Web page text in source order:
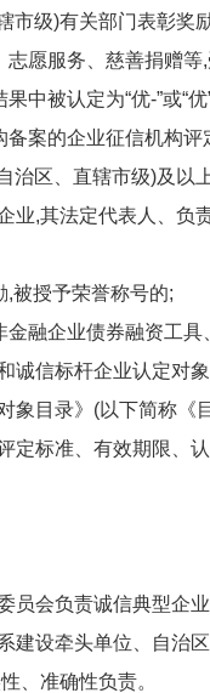
市级)有关部门表彰奖
愿服务、慈善捐赠
中被认定为“优-”或“优
案的企业征信机构
治区、直辖市级)及以
,其法定代表人、负
,被授予荣誉称号的;
融企业债券融资工
信标杆企业认定对
象目录》(以下简称《
定标准、有效期限、
会负责诚信典型企
设牵头单位、自治
、准确性负责。